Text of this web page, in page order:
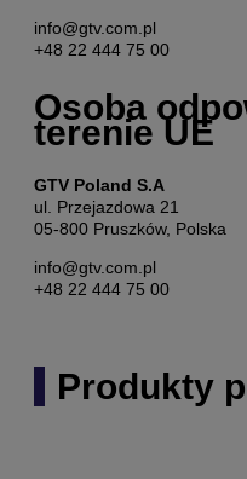
info@gtv.com.pl
+48 22 444 75 00
Osoba
terenie UE
GTV Poland S.A
ul. Przejazdowa 21
05-800 Pruszków, Polska
info@gtv.com.pl
+48 22 444 75 00
Produkty